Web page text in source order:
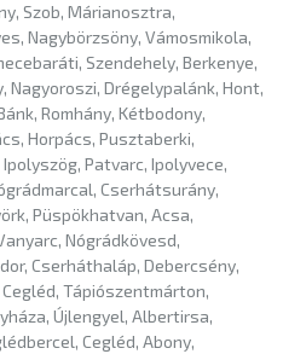
Szob, Márianosztra,
Nagybörzsöny, Vámosmikola,
Szendehely, Berkenye,
Nagyoroszi, Drégelypalánk, Hont,
Romhány, Kétbodony,
Horpács, Pusztaberki,
Patvarc, Ipolyvece,
Cserhátsurány,
Püspökhatvan, Acsa,
Nógrádkövesd,
Cserháthaláp, Debercsény,
Tápiószentmárton,
Újlengyel, Albertirsa,
Cegléd, Abony,